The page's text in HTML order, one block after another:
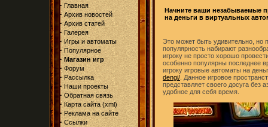
· Главная
· Архив новостей
· Архив статей
· Галерея
· Игры и автоматы
· Популярное
· Магазин игр
· Форум
· Рассылка
· Наши проекты
· Обратная связь
· Карта сайта(xml)
· Реклама на сайте
· Ссылки
Начните ваши незабываемые
на деньги в виртуальных
Это может быть удивительно, но
популярность набирают
игроку не просто хорошо
особенно популярны последнее
игроку игровые автоматы на
dengi/ . Данное игровое
представляет своего досуга без
удобное для себя время.